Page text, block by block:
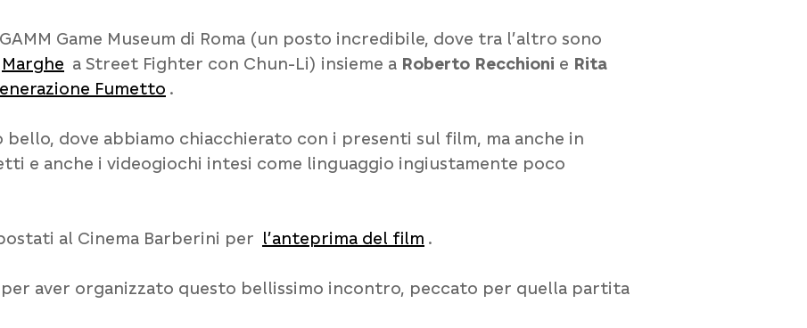
Game Museum di Roma (un posto incredibile, dove tra l’altro sono
Marghe a Street Fighter con Chun-Li) insieme a Roberto Recchioni e Rita
Fumetto .
dove abbiamo chiacchierato con i presenti sul film, ma anche in
e anche i videogiochi intesi come linguaggio ingiustamente poco
al Cinema Barberini per l’anteprima del film .
per aver organizzato questo bellissimo incontro, peccato per quella partita